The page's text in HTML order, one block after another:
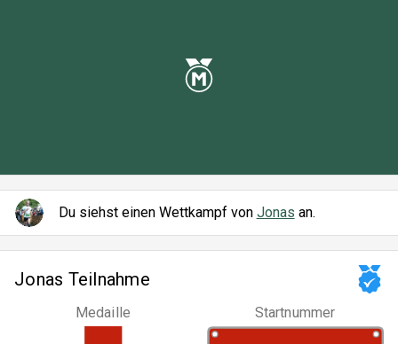
Du siehst einen Wettkampf von Jonas an.
Jonas Teilnahme
Medaille Startnummer